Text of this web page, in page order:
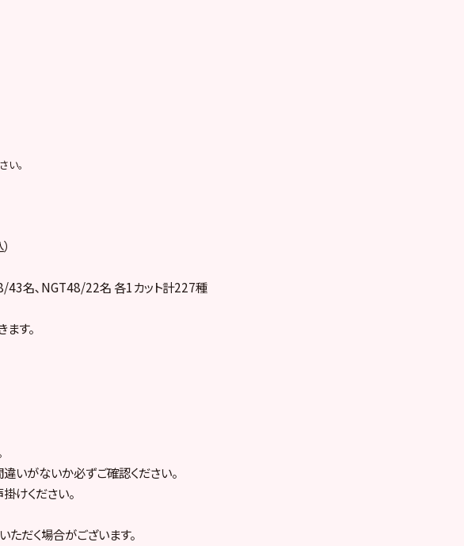
。
名､NGT48/22名 各1カット計227種
す。
いがないか必ずご確認ください。
けください。
だく場合がございます。